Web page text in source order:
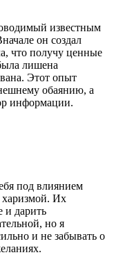
известным
он создал
что получу ценные
лишена
Этот опыт
обаянию, а
информации.
под влиянием
харизмой. Их
и дарить
но я
и не забывать о